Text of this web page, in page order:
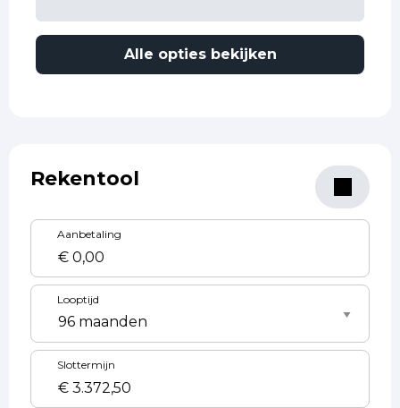
Alle opties bekijken
Rekentool
Aanbetaling
Looptijd
Slottermijn